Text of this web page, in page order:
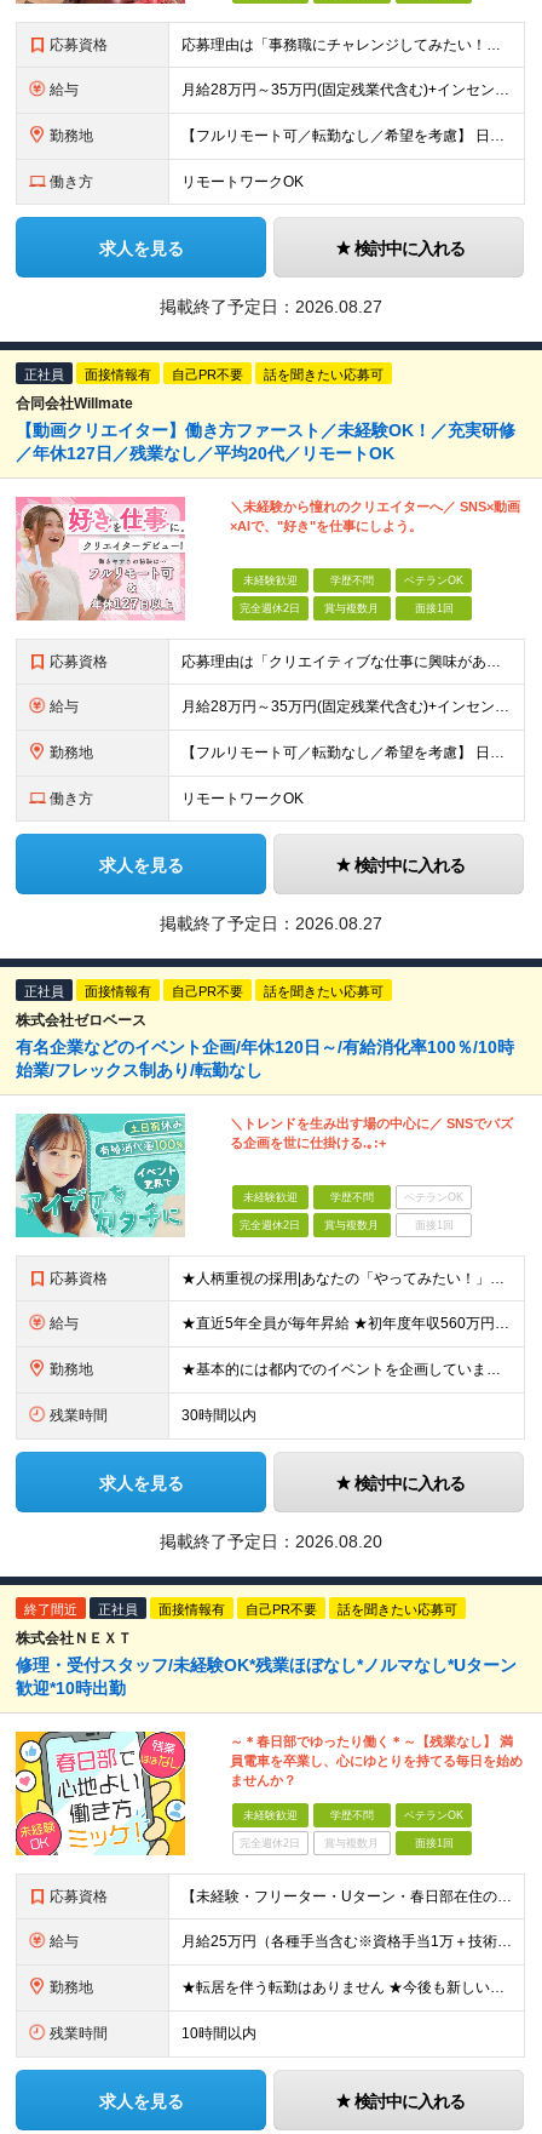
応募資格 応募理由は「事務職にチャレンジしてみたい！」でOK！ #学歴不問 #未経験OK #第二新卒歓迎 ★1つでも当てはまれば、マッチング率高め★ □ オフィスワークデビューしたい方 □ 人をサポートする
給与 月給28万円～35万円(固定残業代含む)+インセンティブ＋各種手当 ※経験・能力等を考慮の上、決定します。 ※残業はほとんどありませんが、発生した場合は時間外手当を100％支給します。 【固定残業
勤務地 【フルリモート可／転勤なし／希望を考慮】 日本47都道府県、どこでも就業可能！ （東京・神奈川・埼玉・千葉・北海道・宮城・愛知・大阪・福岡・新潟など 各拠点近郊のプロジェクト先） 【Point】
働き方 リモートワークOK
求人を見る 検討中に入れる
掲載終了予定日： 2026.08.27
正社員 面接情報有 自己PR不要 話を聞きたい応募可
合同会社Willmate
【動画クリエイター】働き方ファースト／未経験OK！／充実研修
／年休127日／残業なし／平均20代／リモートOK
＼未経験から憧れのクリエイターへ／ SNS×動画
×AIで、"好き"を仕事にしよう。
未経験歓迎 学歴不問 ベテランOK
完全週休2日 賞与複数月 面接1回
応募資格 応募理由は「クリエイティブな仕事に興味がある」でOK！ #学歴不問 #未経験OK ★1つでも当てはまれば、マッチング率高め★ □ SNSやYouTubeに興味がある方 □ アイデアを考えることが好き
給与 月給28万円～35万円(固定残業代含む)+インセンティブ＋各種手当 ※経験・能力等を考慮の上、決定します。 ※残業はほとんどありませんが、発生した場合は時間外手当を100％支給します。 【固定残業
勤務地 【フルリモート可／転勤なし／希望を考慮】 日本47都道府県、どこでも就業可能！ （東京・神奈川・埼玉・千葉・北海道・宮城・愛知・大阪・福岡・新潟など 各拠点近郊のプロジェクト先） 【Point】
働き方 リモートワークOK
求人を見る 検討中に入れる
掲載終了予定日： 2026.08.27
正社員 面接情報有 自己PR不要 話を聞きたい応募可
株式会社ゼロベース
有名企業などのイベント企画/年休120日～/有給消化率100％/10時
始業/フレックス制あり/転勤なし
＼トレンドを生み出す場の中心に／ SNSでバズ
る企画を世に仕掛ける.｡:+
未経験歓迎 学歴不問 ベテランOK
完全週休2日 賞与複数月 面接1回
応募資格 ★人柄重視の採用|あなたの「やってみたい！」をぜひ面接でお聞かせください♪ ★イベント・SNS好きにピッタリ！好奇心旺盛な方に向いています◎ ◆未経験OK ◆学歴不問 ◆日本の義務教育課程を修了して
給与 ★直近5年全員が毎年昇給 ★初年度年収560万円も可！ 月給：26万円～40万円＋賞与年2回 ★あなたのご経験を最大限評価します！ ―――――――――――――――――― 面接の後半に、担当者から「
勤務地 ★基本的には都内でのイベントを企画しています◎ ★「四ツ谷駅」より徒歩1分と好立地！中央線・総武線・丸ノ内線・南北線 ※年に数回、旅行感覚で地方イベントを企画することも！ 【本社】 東京都新宿区四谷
残業時間 30時間以内
求人を見る 検討中に入れる
掲載終了予定日： 2026.08.20
終了間近 正社員 面接情報有 自己PR不要 話を聞きたい応募可
株式会社ＮＥＸＴ
修理・受付スタッフ/未経験OK*残業ほぼなし*ノルマなし*Uターン
歓迎*10時出勤
～＊春日部でゆったり働く＊～【残業なし】 満
員電車を卒業し、心にゆとりを持てる毎日を始め
ませんか？
未経験歓迎 学歴不問 ベテランOK
完全週休2日 賞与複数月 面接1回
応募資格 【未経験・フリーター・Uターン・春日部在住の方、大歓迎！】 ●学歴不問 ●未経験OK ★スマホやPCの知識は不要です！ ★「落ち着いた環境で長く働きたい」「ノルマのない職場で働きたい」という方にピ
給与 月給25万円（各種手当含む※資格手当1万＋技術手当1万）+賞与年2回 ※上記金額には、固定残業代（20時間分・3万2000円以上）が含まれます。超過分は全額支給いたします。 ★経験者・有資格者は優遇し
勤務地 ★転居を伴う転勤はありません ★今後も新しい店舗をオープンしていく予定です！ 【スマホ・PC修理工房】埼玉県春日部市谷原1-2-10 ※新店オープンに伴い、将来的に勤務場所が変更になる可能性もござい
残業時間 10時間以内
求人を見る 検討中に入れる